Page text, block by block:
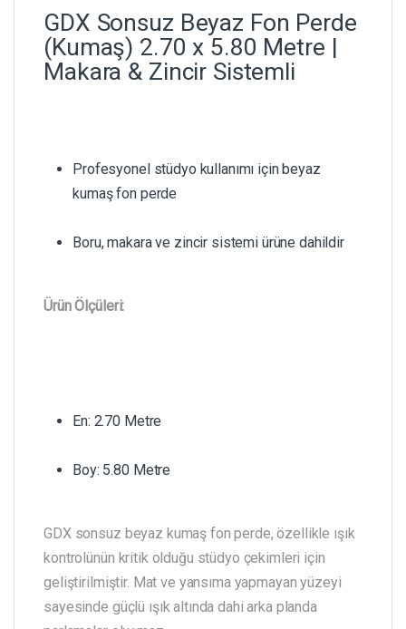
GDX Sonsuz Beyaz Fon Perde
(Kumaş) 2.70 x 5.80 Metre |
Makara & Zincir Sistemli
Profesyonel stüdyo kullanımı için beyaz
kumaş fon perde
Boru, makara ve zincir sistemi ürüne dahildir
Ürün Ölçüleri:
En: 2.70 Metre
Boy: 5.80 Metre
GDX sonsuz beyaz kumaş fon perde, özellikle ışık
kontrolünün kritik olduğu stüdyo çekimleri için
geliştirilmiştir. Mat ve yansıma yapmayan yüzeyi
sayesinde güçlü ışık altında dahi arka planda